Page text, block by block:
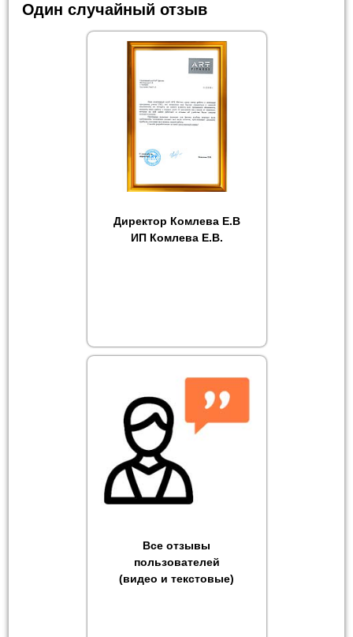
Один случайный отзыв
Директор Комлева Е.В
ИП Комлева Е.В.
Все отзывы
пользователей
(видео и текстовые)